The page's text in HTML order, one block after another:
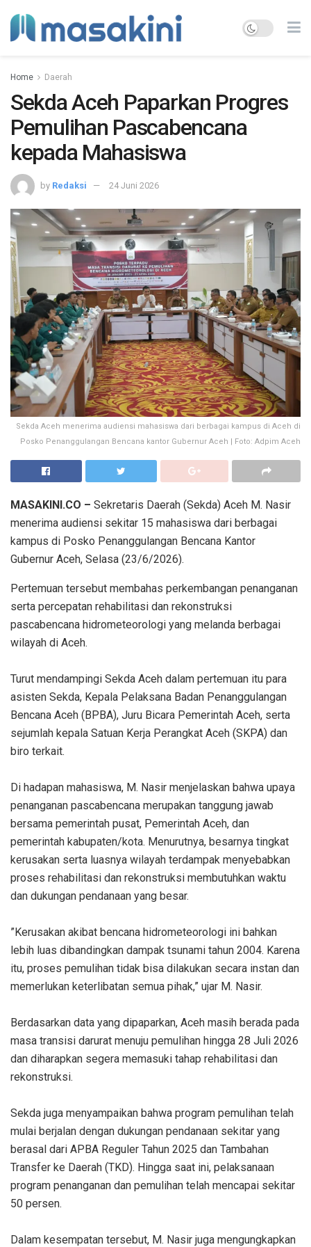
Home Daerah
Sekda Aceh Paparkan Progres
Pemulihan Pascabencana
kepada Mahasiswa
by Redaksi 24 Juni 2026
Sekda Aceh menerima audiensi mahasiswa dari berbagai kampus di Aceh di
Posko Penanggulangan Bencana kantor Gubernur Aceh | Foto: Adpim Aceh
MASAKINI.CO – Sekretaris Daerah (Sekda) Aceh M. Nasir
menerima audiensi sekitar 15 mahasiswa dari berbagai
kampus di Posko Penanggulangan Bencana Kantor
Gubernur Aceh, Selasa (23/6/2026).
Pertemuan tersebut membahas perkembangan penanganan
serta percepatan rehabilitasi dan rekonstruksi
pascabencana hidrometeorologi yang melanda berbagai
wilayah di Aceh.
‎Turut mendampingi Sekda Aceh dalam pertemuan itu para
asisten Sekda, Kepala Pelaksana Badan Penanggulangan
Bencana Aceh (BPBA), Juru Bicara Pemerintah Aceh, serta
sejumlah kepala Satuan Kerja Perangkat Aceh (SKPA) dan
biro terkait.
‎Di hadapan mahasiswa, M. Nasir menjelaskan bahwa upaya
penanganan pascabencana merupakan tanggung jawab
bersama pemerintah pusat, Pemerintah Aceh, dan
pemerintah kabupaten/kota. Menurutnya, besarnya tingkat
kerusakan serta luasnya wilayah terdampak menyebabkan
proses rehabilitasi dan rekonstruksi membutuhkan waktu
dan dukungan pendanaan yang besar.
‎”Kerusakan akibat bencana hidrometeorologi ini bahkan
lebih luas dibandingkan dampak tsunami tahun 2004. Karena
itu, proses pemulihan tidak bisa dilakukan secara instan dan
memerlukan keterlibatan semua pihak,” ujar M. Nasir.
‎Berdasarkan data yang dipaparkan, Aceh masih berada pada
masa transisi darurat menuju pemulihan hingga 28 Juli 2026
dan diharapkan segera memasuki tahap rehabilitasi dan
rekonstruksi.
‎Sekda juga menyampaikan bahwa program pemulihan telah
mulai berjalan dengan dukungan pendanaan sekitar yang
berasal dari APBA Reguler Tahun 2025 dan Tambahan
Transfer ke Daerah (TKD). Hingga saat ini, pelaksanaan
program penanganan dan pemulihan telah mencapai sekitar
50 persen.
‎Dalam kesempatan tersebut, M. Nasir juga mengungkapkan